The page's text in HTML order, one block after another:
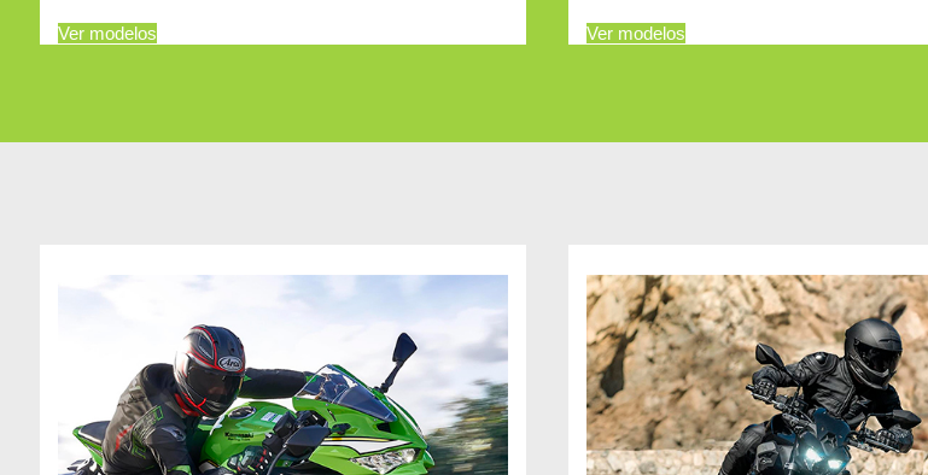
Ver modelos Ver modelos